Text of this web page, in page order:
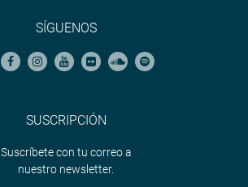
SÍGUENOS
SUSCRIPCIÓN
Suscríbete con tu correo a
nuestro newsletter.